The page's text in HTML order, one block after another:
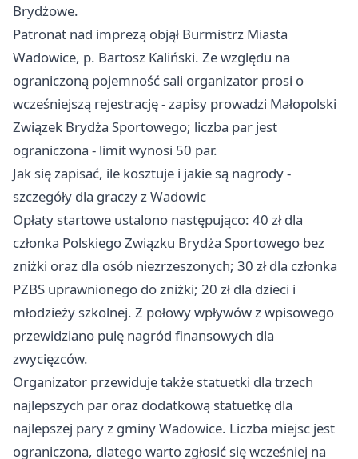
Brydżowe.
Patronat nad imprezą objął Burmistrz Miasta
Wadowice, p. Bartosz Kaliński. Ze względu na
ograniczoną pojemność sali organizator prosi o
wcześniejszą rejestrację - zapisy prowadzi Małopolski
Związek Brydża Sportowego; liczba par jest
ograniczona - limit wynosi 50 par.
Jak się zapisać, ile kosztuje i jakie są nagrody -
szczegóły dla graczy z Wadowic
Opłaty startowe ustalono następująco: 40 zł dla
członka Polskiego Związku Brydża Sportowego bez
zniżki oraz dla osób niezrzeszonych; 30 zł dla członka
PZBS uprawnionego do zniżki; 20 zł dla dzieci i
młodzieży szkolnej. Z połowy wpływów z wpisowego
przewidziano pulę nagród finansowych dla
zwycięzców.
Organizator przewiduje także statuetki dla trzech
najlepszych par oraz dodatkową statuetkę dla
najlepszej pary z gminy Wadowice. Liczba miejsc jest
ograniczona, dlatego warto zgłosić się wcześniej na